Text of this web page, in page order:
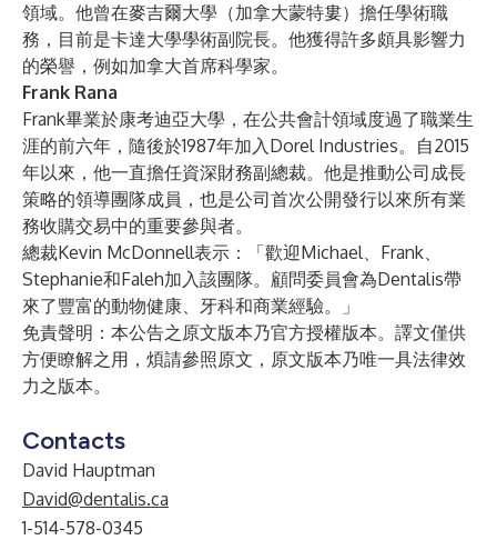
領域。他曾在麥吉爾大學（加拿大蒙特婁）擔任學術職
務，目前是卡達大學學術副院長。他獲得許多頗具影響力
的榮譽，例如加拿大首席科學家。
Frank Rana
Frank畢業於康考迪亞大學，在公共會計領域度過了職業生
涯的前六年，隨後於1987年加入Dorel Industries。自2015
年以來，他一直擔任資深財務副總裁。他是推動公司成長
策略的領導團隊成員，也是公司首次公開發行以來所有業
務收購交易中的重要參與者。
總裁Kevin McDonnell表示：「歡迎Michael、Frank、
Stephanie和Faleh加入該團隊。顧問委員會為Dentalis帶
來了豐富的動物健康、牙科和商業經驗。」
免責聲明：本公告之原文版本乃官方授權版本。譯文僅供
方便瞭解之用，煩請參照原文，原文版本乃唯一具法律效
力之版本。
Contacts
David Hauptman
David@dentalis.ca
1-514-578-0345